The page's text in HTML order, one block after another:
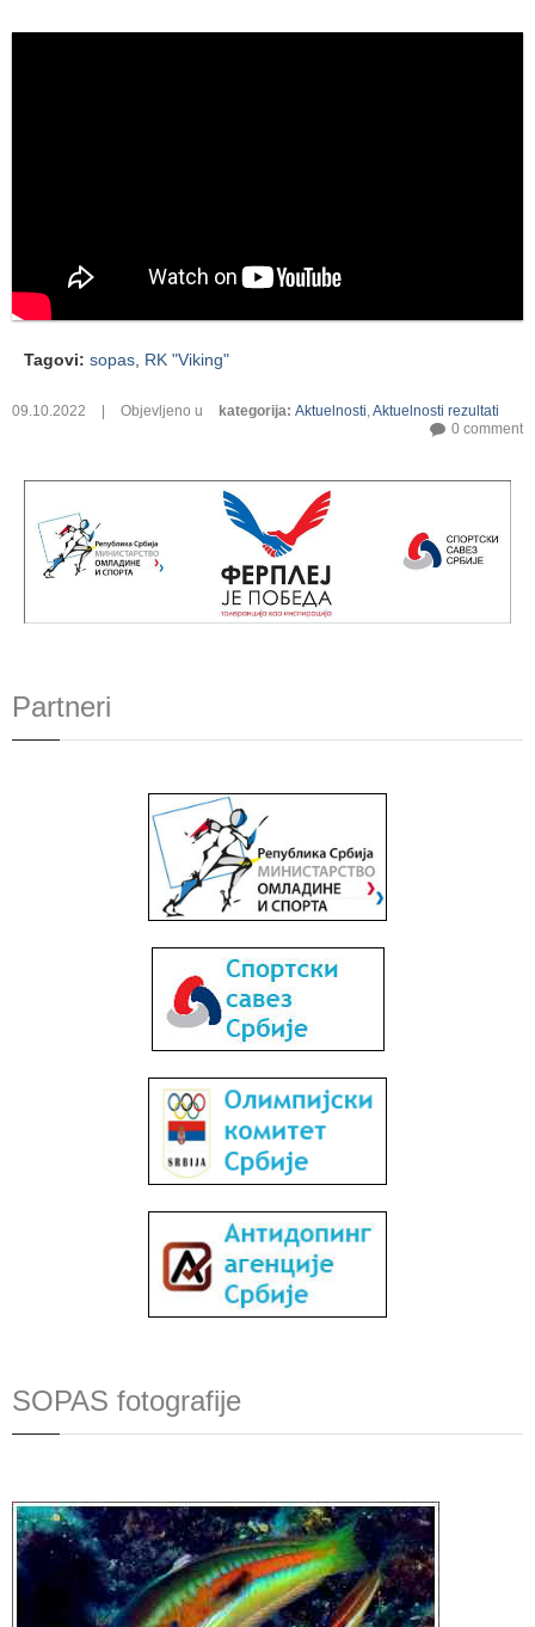
Tagovi: sopas RK "Viking"
09.10.2022 | Objevljeno u kategorija: Aktuelnosti,Aktuelnosti rezultati
0 comment
Partneri
SOPAS fotografije